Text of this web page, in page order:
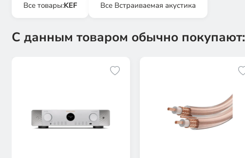
Все товары:KEF Все Встраиваемая акустика
С данным товаром обычно покупают: